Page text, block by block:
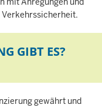
GIBT ES?
gewährt und